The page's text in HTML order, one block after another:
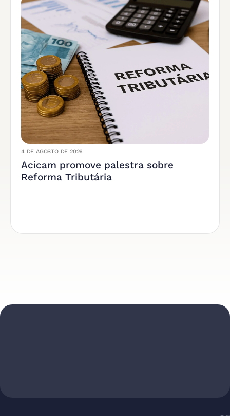
4 DE AGOSTO DE 2026
Acicam promove palestra sobre
Reforma Tributária